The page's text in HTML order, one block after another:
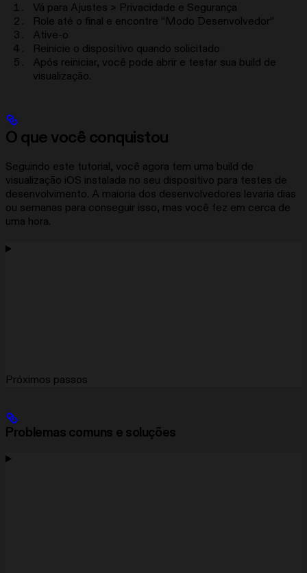
Vá para Ajustes > Privacidade e Segurança
Role até o final e encontre “Modo Desenvolvedor”
Ative-o
Reinicie o dispositivo quando solicitado
Após reiniciar, você pode abrir e testar sua build de
visualização.
O que você conquistou
Seguindo este tutorial, você agora tem uma build de
visualização iOS instalada no seu dispositivo para testes de
desenvolvimento. A maioria dos desenvolvedores levaria dias
ou semanas para conseguir isso, mas você fez em cerca de
uma hora.
Próximos passos
Problemas comuns e soluções